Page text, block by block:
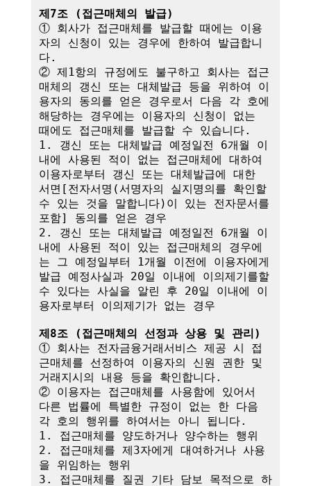
제7조 (접근매체의 발급)
① 회사가 접근매체를 발급할 때에는 이용
자의 신청이 있는 경우에 한하여 발급합니
다.
② 제1항의 규정에도 불구하고 회사는 접근
매체의 갱신 또는 대체발급 등을 위하여 이
용자의 동의를 얻은 경우로서 다음 각 호에
해당하는 경우에는 이용자의 신청이 없는
때에도 접근매체를 발급할 수 있습니다.
1. 갱신 또는 대체발급 예정일전 6개월 이
내에 사용된 적이 없는 접근매체에 대하여
이용자로부터 갱신 또는 대체발급에 대한
서면[전자서명(서명자의 실지명의를 확인할
수 있는 것을 말합니다)이 있는 전자문서를
포함] 동의를 얻은 경우
2. 갱신 또는 대체발급 예정일전 6개월 이
내에 사용된 적이 있는 접근매체의 경우에
는 그 예정일부터 1개월 이전에 이용자에게
발급 예정사실과 20일 이내에 이의제기를할
수 있다는 사실을 알린 후 20일 이내에 이
용자로부터 이의제기가 없는 경우
제8조 (접근매체의 선정과 상용 및 관리)
① 회사는 전자금융거래서비스 제공 시 접
근매체를 선정하여 이용자의 신원 권한 및
거래지시의 내용 등을 확인합니다.
② 이용자는 접근매체를 사용함에 있어서
다른 법률에 특별한 규정이 없는 한 다음
각 호의 행위를 하여서는 아니 됩니다.
1. 접근매체를 양도하거나 양수하는 행위
2. 접근매체를 제3자에게 대여하거나 사용
을 위임하는 행위
3. 접근매체를 질권 기타 담보 목적으로 하